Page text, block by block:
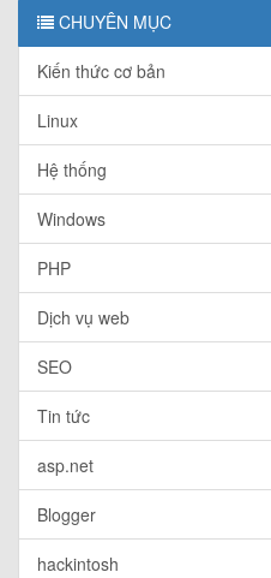
CHUYÊN MỤC
Kiến thức cơ bản
Linux
Hệ thống
Windows
PHP
Dịch vụ web
SEO
Tin tức
asp.net
Blogger
hackintosh